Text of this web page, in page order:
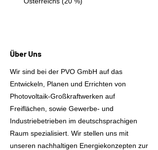
Über Uns
Wir sind bei der PVO GmbH auf das
Entwickeln, Planen und Errichten von
Photovoltaik-Großkraftwerken auf
Freiflächen, sowie Gewerbe- und
Industriebetrieben im deutschsprachigen
Raum spezialisiert. Wir stellen uns mit
unseren nachhaltigen Energiekonzepten zur